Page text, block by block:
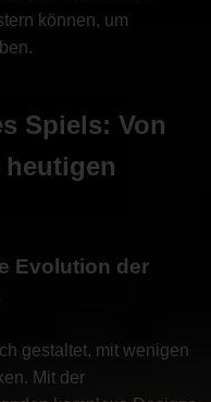
können, um
Spiels: Von
Evolution der
gestaltet, mit wenigen
Mit der